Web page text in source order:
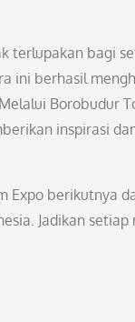
terlupakan bagi
ini berhasil
Borobudur
inspirasi
Expo berikutnya
Jadikan setiap